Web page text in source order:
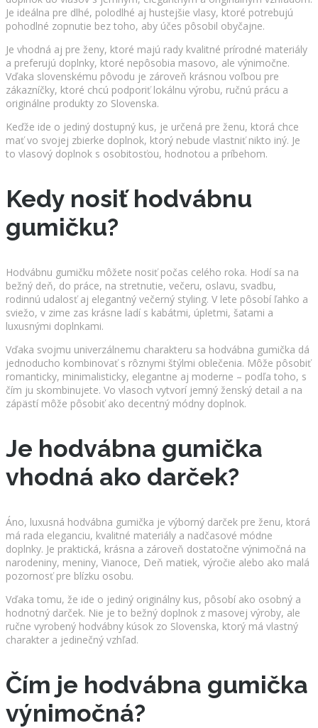
Je ideálna pre dlhé, polodlhé aj hustejšie vlasy, ktoré potrebujú
pohodlné zopnutie bez toho, aby účes pôsobil obyčajne.
Je vhodná aj pre ženy, ktoré majú rady kvalitné prírodné materiály
a preferujú doplnky, ktoré nepôsobia masovo, ale výnimočne.
Vďaka slovenskému pôvodu je zároveň krásnou voľbou pre
zákazníčky, ktoré chcú podporiť lokálnu výrobu, ručnú prácu a
originálne produkty zo Slovenska.
Keďže ide o jediný dostupný kus, je určená pre ženu, ktorá chce
mať vo svojej zbierke doplnok, ktorý nebude vlastniť nikto iný. Je
to vlasový doplnok s osobitosťou, hodnotou a príbehom.
Kedy nosiť hodvábnu
gumičku?
Hodvábnu gumičku môžete nosiť počas celého roka. Hodí sa na
bežný deň, do práce, na stretnutie, večeru, oslavu, svadbu,
rodinnú udalosť aj elegantný večerný styling. V lete pôsobí ľahko a
sviežo, v zime zas krásne ladí s kabátmi, úpletmi, šatami a
luxusnými doplnkami.
Vďaka svojmu univerzálnemu charakteru sa hodvábna gumička dá
jednoducho kombinovať s rôznymi štýlmi oblečenia. Môže pôsobiť
romanticky, minimalisticky, elegantne aj moderne – podľa toho, s
čím ju skombinujete. Vo vlasoch vytvorí jemný ženský detail a na
zápästí môže pôsobiť ako decentný módny doplnok.
Je hodvábna gumička
vhodná ako darček?
Áno, luxusná hodvábna gumička je výborný darček pre ženu, ktorá
má rada eleganciu, kvalitné materiály a nadčasové módne
doplnky. Je praktická, krásna a zároveň dostatočne výnimočná na
narodeniny, meniny, Vianoce, Deň matiek, výročie alebo ako malá
pozornosť pre blízku osobu.
Vďaka tomu, že ide o jediný originálny kus, pôsobí ako osobný a
hodnotný darček. Nie je to bežný doplnok z masovej výroby, ale
ručne vyrobený hodvábny kúsok zo Slovenska, ktorý má vlastný
charakter a jedinečný vzhľad.
Čím je hodvábna gumička
výnimočná?